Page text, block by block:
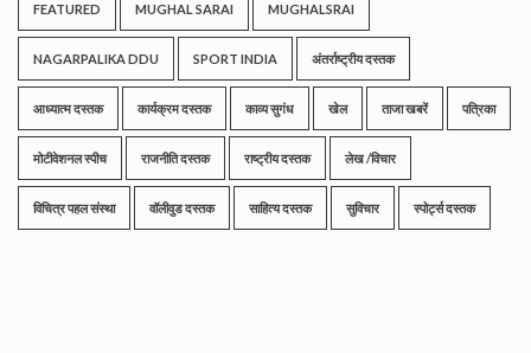
FEATURED MUGHAL SARAI MUGHALSRAI
NAGARPALIKA DDU SPORT INDIA अंतर्राष्ट्रीय दस्तक
आध्यात्म दस्तक कार्यक्रम दस्तक काव्य सुगंध खेल ताजा खबरें पत्रिका
मोटीवेशनल स्पीच राजनीति दस्तक राष्ट्रीय दस्तक लेख /विचार
विचित्र पहल संस्था वॉलीवुड दस्तक साहित्य दस्तक सुविचार स्पोर्ट्स दस्तक